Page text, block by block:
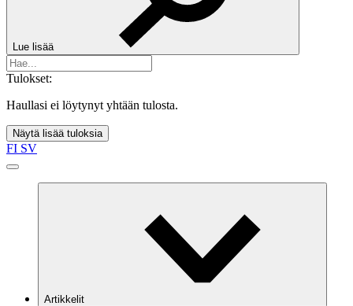
Lue lisää
Tulokset:
Haullasi ei löytynyt yhtään tulosta.
Näytä lisää tuloksia
FI SV
Artikkelit